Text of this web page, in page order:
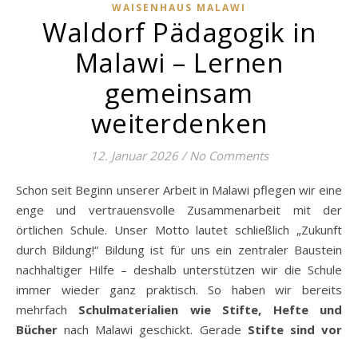
WAISENHAUS MALAWI
Waldorf Pädagogik in
Malawi – Lernen
gemeinsam
weiterdenken
12. Januar 2026 / No Comments
Schon seit Beginn unserer Arbeit in Malawi pflegen wir eine
enge und vertrauensvolle Zusammenarbeit mit der
örtlichen Schule. Unser Motto lautet schließlich „Zukunft
durch Bildung!“ Bildung ist für uns ein zentraler Baustein
nachhaltiger Hilfe – deshalb unterstützen wir die Schule
immer wieder ganz praktisch. So haben wir bereits
mehrfach Schulmaterialien wie Stifte, Hefte und
Bücher nach Malawi geschickt. Gerade Stifte sind vor